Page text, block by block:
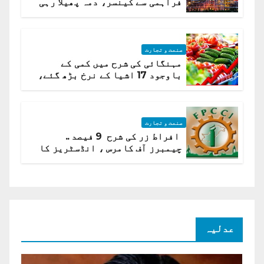
صنعت و تجارت
مہنگائی کی شرح میں کمی کے
باوجود 17 اشیا کے نرخ بڑھ گئے،
صنعت و تجارت
افراط زر کی شرح 9 فیصد ..
چیمبرز آف کامرس ، انڈسٹریز کا
عدلیہ